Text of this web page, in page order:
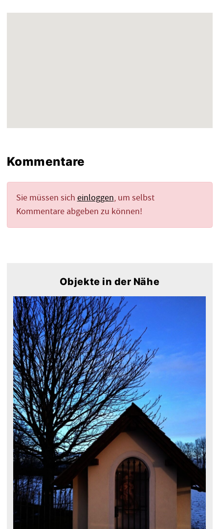
Kommentare
Sie müssen sich einloggen, um selbst
Kommentare abgeben zu können!
Objekte in der Nähe